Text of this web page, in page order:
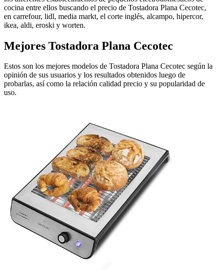
cocina entre ellos buscando el precio de Tostadora Plana Cecotec,
en carrefour, lidl, media markt, el corte inglés, alcampo, hipercor,
ikea, aldi, eroski y worten.
Mejores Tostadora Plana Cecotec
Estos son los mejores modelos de Tostadora Plana Cecotec según la
opinión de sus usuarios y los resultados obtenidos luego de
probarlas, así como la relación calidad precio y su popularidad de
uso.